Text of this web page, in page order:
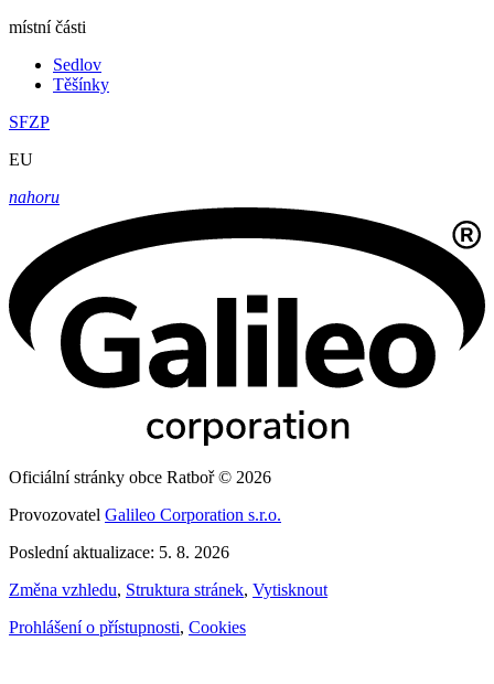
místní části
Sedlov
Těšínky
SFZP
EU
nahoru
Oficiální stránky obce Ratboř © 2026
Provozovatel Galileo Corporation s.r.o.
Poslední aktualizace: 5. 8. 2026
Změna vzhledu, Struktura stránek, Vytisknout
Prohlášení o přístupnosti, Cookies